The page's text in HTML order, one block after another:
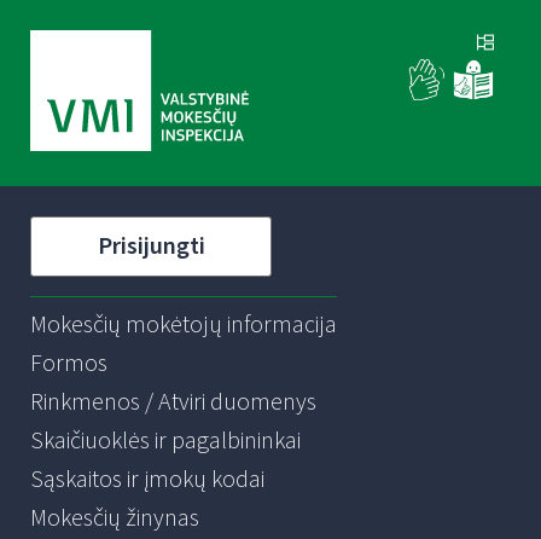
Prisijungti
Mokesčių mokėtojų informacija
Formos
Rinkmenos / Atviri duomenys
Skaičiuoklės ir pagalbininkai
Sąskaitos ir įmokų kodai
Mokesčių žinynas